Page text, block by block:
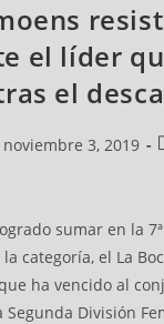
el líder
el
noviembre 3, 2019
sumar en la
categoría, el La
ha vencido al
División